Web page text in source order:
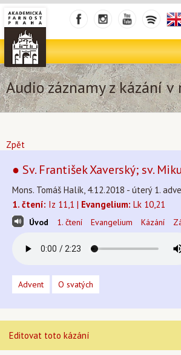
Audio záznamy z kázání
Zpět
● Sv. František Xaverský; sv.
Mons. Tomáš Halík, 4.12.2018 - úterý 1.
1. čtení: Iz 11,1 | Evangelium: Lk 10,21
Úvod 1. čtení Evangelium Kázání
Advent O svatých
Editovat toto kázání